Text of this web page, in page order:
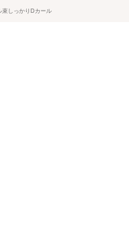
束しっかりDカール